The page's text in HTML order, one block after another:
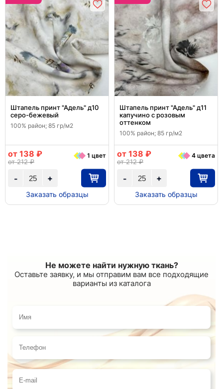
Штапель принт "Адель" д10
серо-бежевый
100% район; 85 гр/м2
+
-
от 138 ₽
от 212 ₽
1 цвет
Заказать образцы
Штапель принт "Адель" д11
капучино с розовым
оттенком
100% район; 85 гр/м2
+
-
от 138 ₽
от 212 ₽
4 цвета
Заказать образцы
Не можете найти нужную ткань?
Оставьте заявку, и мы отправим вам все подходящие
варианты из каталога
Имя
Телефон
E-mail